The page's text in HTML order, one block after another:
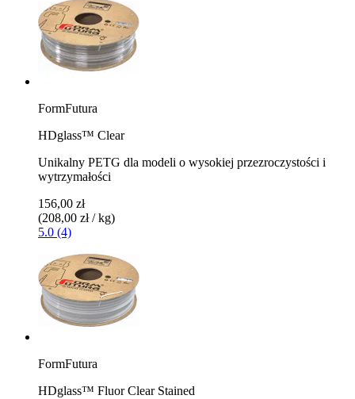
FormFutura
HDglass™ Clear
Unikalny PETG dla modeli o wysokiej przezroczystości i
wytrzymałości
156,00 zł
(208,00 zł / kg)
5.0 (4)
FormFutura
HDglass™ Fluor Clear Stained